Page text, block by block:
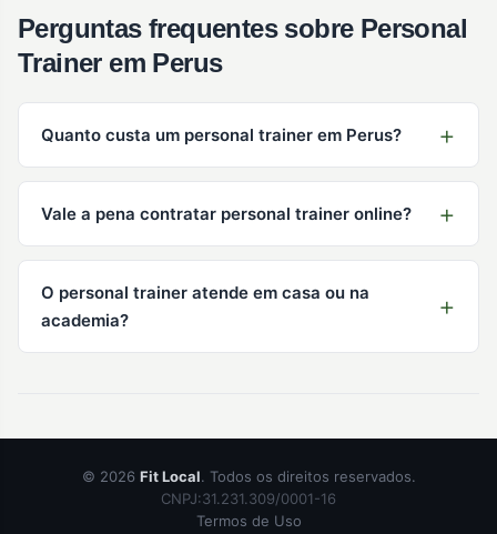
Perguntas frequentes sobre Personal
Trainer em Perus
Quanto custa um personal trainer em Perus?
Vale a pena contratar personal trainer online?
O personal trainer atende em casa ou na
academia?
© 2026 Fit Local. Todos os direitos reservados.
CNPJ:31.231.309/0001-16
Termos de Uso